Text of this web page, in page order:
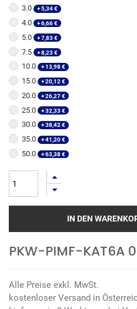
3.0 +5,34€
4.0 +6,66€
5.0 +7,83€
7.5 +8,23€
10.0 +13,98€
15.0 +20,12 €
20.0 +26,27€
25.0 +32,33€
30.0 +38,42€
35.0 +41,20€
50.0 +63,38€
IN DEN
PKW-PIMF-KAT6A
Alle Preise exkl. MwSt.
kostenloser Versand in